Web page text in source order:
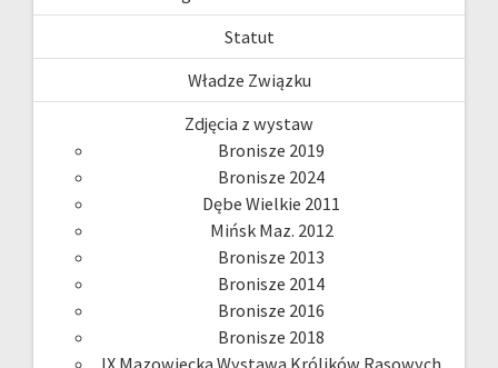
Statut
Władze Związku
Zdjęcia z wystaw
Bronisze 2019
Bronisze 2024
Dębe Wielkie 2011
Mińsk Maz. 2012
Bronisze 2013
Bronisze 2014
Bronisze 2016
Bronisze 2018
IX Mazowiecka Wystawa Królików Rasowych